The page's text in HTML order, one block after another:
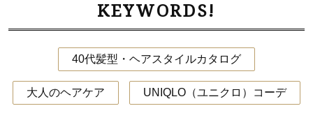
KEYWORDS!
40代髪型・ヘアスタイルカタログ
大人のヘアケア UNIQLO（ユニクロ）コーデ